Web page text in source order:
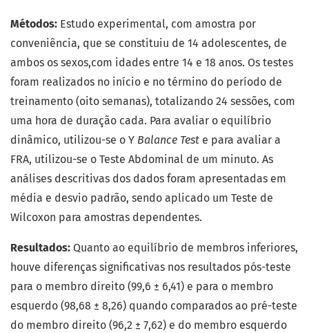
Métodos: Estudo experimental, com amostra por
conveniência, que se constituiu de 14 adolescentes, de
ambos os sexos,com idades entre 14 e 18 anos. Os testes
foram realizados no início e no término do período de
treinamento (oito semanas), totalizando 24 sessões, com
uma hora de duração cada. Para avaliar o equilíbrio
dinâmico, utilizou-se o Y Balance Test e para avaliar a
FRA, utilizou-se o Teste Abdominal de um minuto. As
análises descritivas dos dados foram apresentadas em
média e desvio padrão, sendo aplicado um Teste de
Wilcoxon para amostras dependentes.
Resultados: Quanto ao equilíbrio de membros inferiores,
houve diferenças significativas nos resultados pós-teste
para o membro direito (99,6 ± 6,41) e para o membro
esquerdo (98,68 ± 8,26) quando comparados ao pré-teste
do membro direito (96,2 ± 7,62) e do membro esquerdo